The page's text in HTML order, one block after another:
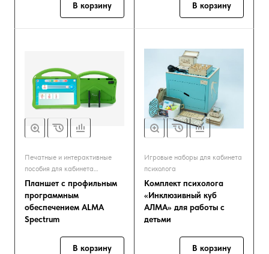
В корзину В корзину
Печатные и интерактивные
пособия для кабинета
психолога
Планшет с профильным
программным
обеспечением ALMA
Spectrum
В корзину
Игровые наборы для кабинета
психолога
Комплект психолога
«Инклюзивный куб
АЛМА» для работы с
детьми
В корзину